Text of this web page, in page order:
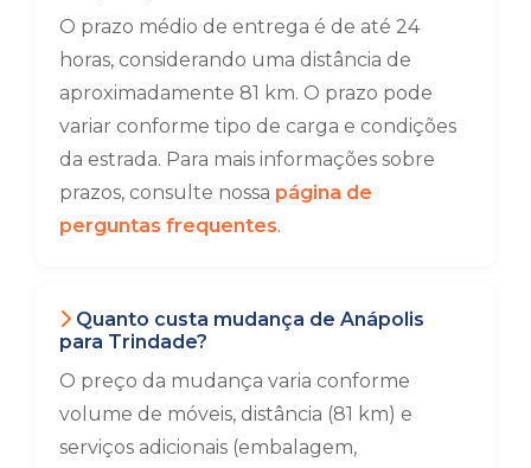
O prazo médio de entrega é de até 24
horas, considerando uma distância de
aproximadamente 81 km. O prazo pode
variar conforme tipo de carga e condições
da estrada. Para mais informações sobre
prazos, consulte nossa página de
perguntas frequentes.
Quanto custa mudança de Anápolis
para Trindade?
O preço da mudança varia conforme
volume de móveis, distância (81 km) e
serviços adicionais (embalagem,